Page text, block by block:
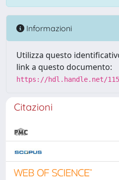
Informazioni
Utilizza questo
link a questo documento:
https://hdl.handle.net/
Citazioni